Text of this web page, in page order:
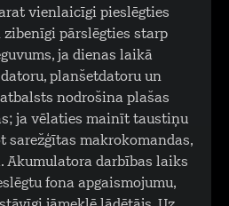
vienlaicīgi pieslēgties
pārslēgties starp
ja dienas laikā
planšetdatoru un
nodrošina plašas
ja vēlaties mainīt taustiņu
sarežģītas makrokomandas,
Akumulatora darbības laiks
fona apgaismojumu,